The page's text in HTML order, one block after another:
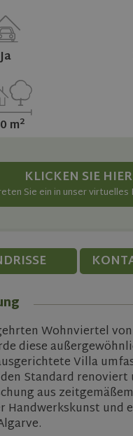
Ja
m2
KLICKEN SIE HIER
Sie ein in unser virtuelles
Wohnviertel von
diese
Villa
Standard
aus
Handwerkskunst und